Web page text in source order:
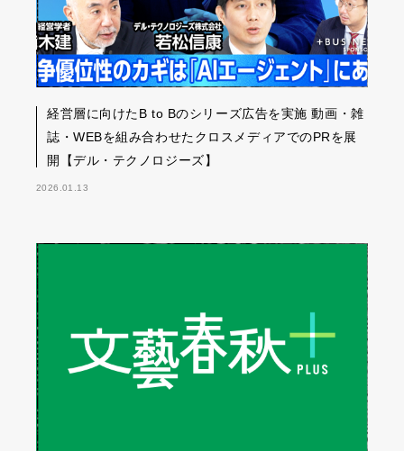
経営層に向けたB to Bのシリーズ広告を実施 動画・雑
誌・WEBを組み合わせたクロスメディアでのPRを展
開【デル・テクノロジーズ】
2026.01.13